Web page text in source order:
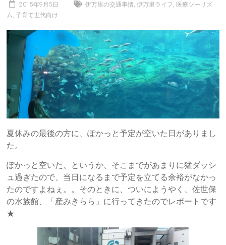
2015年9月5日 伊万里の交通事情 ,伊万里ライフ
医療ツーリズ
ム ,子育て世代向け
夏休みの最後の方に、ぽかっと予定が空いた日がありまし
た。
ぽかっと空いた、というか、そこまでがあまりに猛ダッシ
ュ過ぎたので、当日になるまで予定を立てる余裕がなかっ
たのですよねぇ。。そのときに、ついにようやく、佐世保
の水族館、「産みきらら」に行ってきたのでレポートです
★